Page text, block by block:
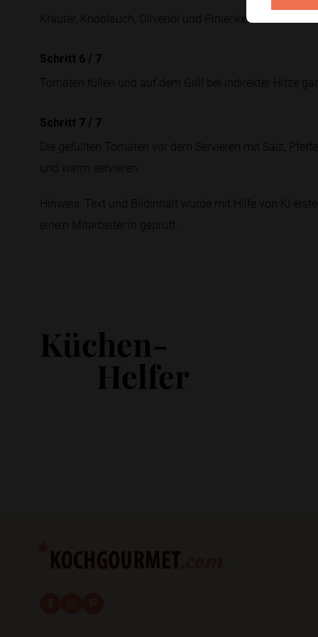
Kräuter, Knoblauch, Olivenöl und Pinienkerne unter den
Schritt 6 / 7
Tomaten füllen und auf dem Grill bei indirekter Hitze
Schritt 7 / 7
Die gefüllten Tomaten vor dem Servieren mit Salz,
und warm servieren.
Hinweis: Text und Bildinhalt wurde mit Hilfe von KI
eine:n Mitarbeiter:in geprüft.
Küchen-
Helfer